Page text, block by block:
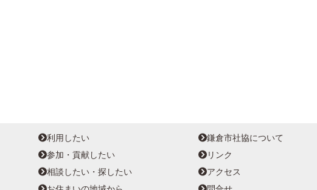
利用したい
参加・貢献したい
相談したい・探したい
鎌倉市社協について
リンク
アクセス